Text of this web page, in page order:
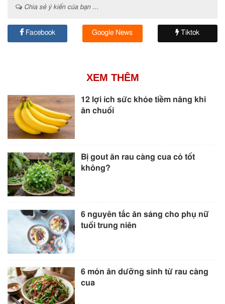
Chia sẻ ý kiến của bạn ...
Facebook Google News Tiktok
XEM THÊM
12 lợi ích sức khỏe tiềm năng khi
ăn chuối
Bị gout ăn rau càng cua có tốt
không?
6 nguyên tắc ăn sáng cho phụ nữ
tuổi trung niên
6 món ăn dưỡng sinh từ rau càng
cua